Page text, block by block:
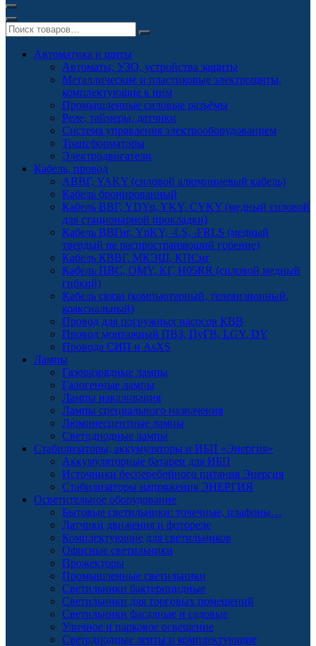
Автоматика и щиты
Автоматы, УЗО, устройства защиты
Металлические и пластиковые электрощиты,
комплектующие к ним
Промышленные силовые разъёмы
Реле, таймеры, датчики
Система управления электрооборудованием
Трансформаторы
Электродвигатели
Кабель, провод
АВВГ, YAKY (силовой алюминиевый кабель)
Кабель бронированный
Кабель ВВГ, YDYp, YKY, CYKY (медный силовой
для стационарной прокладки)
Кабель ВВГнг, YnKY, -LS, -FRLS (медный
твердый не распространяющий горение)
Кабель КВВГ, МКЭШ, КПСнг
Кабель ПВС, OMY, КГ, H05RR (силовой медный
гибкий)
Кабель связи (компьютерный, телевизионный,
коаксиальный)
Провод для погружных насосов КВВ
Провод монтажный ПВЗ, ПуГВ, LGY, DY
Провода СИП и AsXS
Лампы
Газоразрядные лампы
Галогенные лампы
Лампы накаливания
Лампы специального назначения
Люминесцентные лампы
Светодиодные лампы
Стабилизаторы, аккумуляторы и ИБП «Энергия»
Аккумуляторные батареи для ИБП
Источники бесперебойного питания Энергия
Стабилизаторы напряжения ЭНЕРГИЯ
Осветительное оборудование
Бытовые светильники: точечные, плафоны…
Датчики движения и фотореле
Комплектующие для светильников
Офисные светильники
Прожекторы
Промышленные светильники
Светильники бактерицидные
Светильники для торговых помещений
Светильники фасадные и садовые
Уличное и парковое освещение
Светодиодные ленты и комплектующие